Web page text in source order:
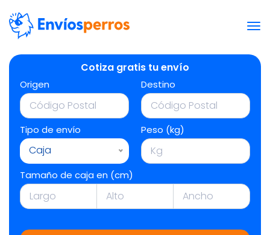
Cotiza gratis tu envío
Origen Destino
Tipo de envío
Caja
Peso (kg)
Tamaño de caja en (cm)